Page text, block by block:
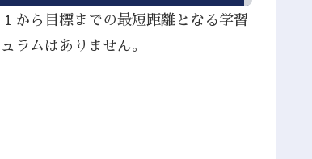
から目標までの最短距離となる学習
ラムはありません。